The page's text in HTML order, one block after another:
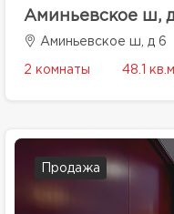
Аминьевское ш,
Аминьевское ш, д 6
2 комнаты 48.1 кв.м.
Продажа